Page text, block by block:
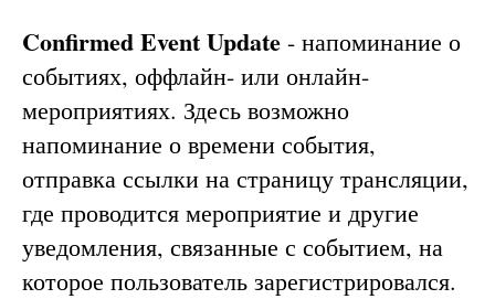
Confirmed Event Update - напоминание о
событиях, оффлайн- или онлайн-
мероприятиях. Здесь возможно
напоминание о времени события,
отправка ссылки на страницу трансляции,
где проводится мероприятие и другие
уведомления, связанные с событием, на
которое пользователь зарегистрировался.